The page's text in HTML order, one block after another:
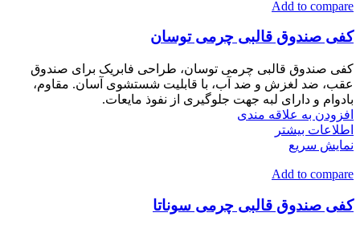
Add to compare
کفی صندوق قالبی چرمی توسان
کفی صندوق قالبی چرمی توسان، طراحی فابریک برای صندوق
عقب، ضد لغزش و ضد آب، با قابلیت شستشوی آسان. مقاوم،
بادوام و دارای لبه جهت جلوگیری از نفوذ مایعات.
افزودن به علاقه مندی
اطلاعات بیشتر
نمایش سریع
Add to compare
کفی صندوق قالبی چرمی سوناتا